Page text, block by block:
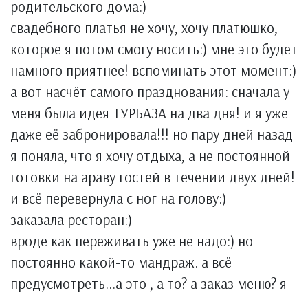
родительского дома:)
свадебного платья не хочу, хочу платюшко,
которое я потом смогу носить:) мне это будет
намного приятнее! вспоминать этот момент:)
а вот насчёт самого празднования: сначала у
меня была идея ТУРБАЗА на два дня! и я уже
даже её забронировала!!! но пару дней назад
я поняла, что я хочу отдыха, а не постоянной
готовки на араву гостей в течении двух дней!
и всё перевернула с ног на голову:)
заказала ресторан:)
вроде как переживать уже не надо:) но
постоянно какой-то мандраж. а всё
предусмотреть...а это , а то? а заказ меню? я